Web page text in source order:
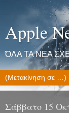
Apple
ΌΛΑ ΤΑ ΝΕΑ
Σάββατο 15